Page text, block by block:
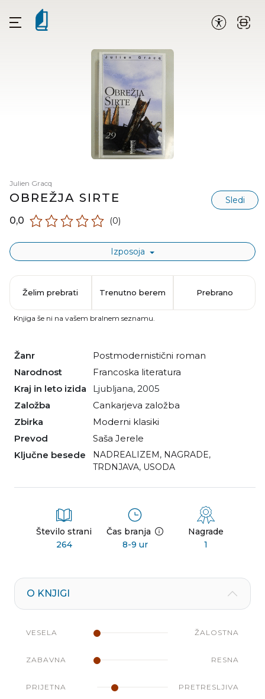
Julien Gracq
OBREŽJA SIRTE Sledi
0,0 (0)
Izposoja
Žanr
postmodernistični roman
Narodnost
francoska literatura
Kraj in leto izida
Ljubljana, 2005
Založba
Cankarjeva založba
Zbirka
Moderni klasiki
Prevod
Saša Jerele
Ključne besede
NADREALIZEM , NAGRADE,
TRDNJAVA, USODA
Število strani
264
Čas branja
8-9 ur
Nagrade
1
Želim prebrati Trenutno berem Prebrano
Knjiga še ni na vašem bralnem seznamu.
O KNJIGI
VESELA ŽALOSTNA
ZABAVNA RESNA
PRIJETNA PRETRESLJIVA